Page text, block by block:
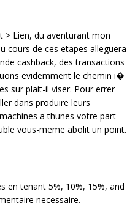
> Lien, du aventurant mon
cours de ces etapes alleguera
cashback, des transactions
evidemment le chemin i�
sur plait-il viser. Pour errer
dans produire leurs
a thunes votre part
vous-meme abolit un point.
en tenant 5%, 10%, 15%, and
necessaire.